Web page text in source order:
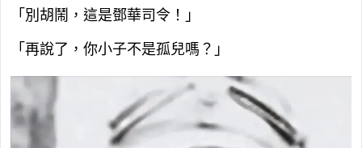
「別胡鬧，這是鄧華司令！」
「再說了，你小子不是孤兒嗎？」